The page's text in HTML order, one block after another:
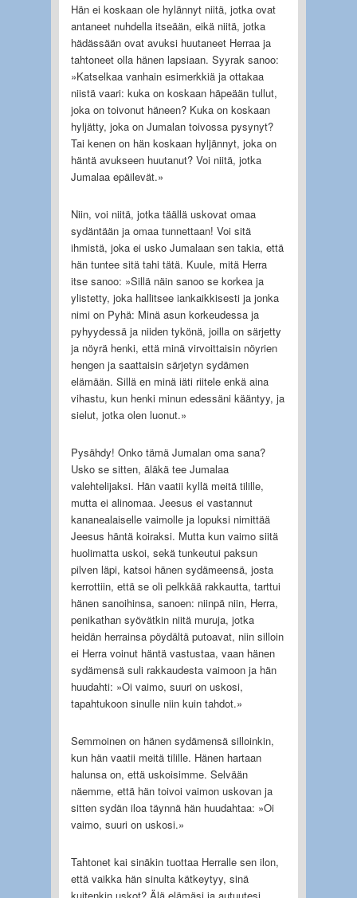
Hän ei koskaan ole hylännyt niitä, jotka ovat
antaneet nuhdella itseään, eikä niitä, jotka
hädässään ovat avuksi huutaneet Herraa ja
tahtoneet olla hänen lapsiaan. Syyrak sanoo:
»Katselkaa vanhain esimerkkiä ja ottakaa
niistä vaari: kuka on koskaan häpeään tullut,
joka on toivonut häneen? Kuka on koskaan
hyljätty, joka on Jumalan toivossa pysynyt?
Tai kenen on hän koskaan hyljännyt, joka on
häntä avukseen huutanut? Voi niitä, jotka
Jumalaa epäilevät.»
Niin, voi niitä, jotka täällä uskovat omaa
sydäntään ja omaa tunnettaan! Voi sitä
ihmistä, joka ei usko Jumalaan sen takia, että
hän tuntee sitä tahi tätä. Kuule, mitä Herra
itse sanoo: »Sillä näin sanoo se korkea ja
ylistetty, joka hallitsee iankaikkisesti ja jonka
nimi on Pyhä: Minä asun korkeudessa ja
pyhyydessä ja niiden tykönä, joilla on särjetty
ja nöyrä henki, että minä virvoittaisin nöyrien
hengen ja saattaisin särjetyn sydämen
elämään. Sillä en minä iäti riitele enkä aina
vihastu, kun henki minun edessäni kääntyy, ja
sielut, jotka olen luonut.»
Pysähdy! Onko tämä Jumalan oma sana?
Usko se sitten, äläkä tee Jumalaa
valehtelijaksi. Hän vaatii kyllä meitä tilille,
mutta ei alinomaa. Jeesus ei vastannut
kananealaiselle vaimolle ja lopuksi nimittää
Jeesus häntä koiraksi. Mutta kun vaimo siitä
huolimatta uskoi, sekä tunkeutui paksun
pilven läpi, katsoi hänen sydämeensä, josta
kerrottiin, että se oli pelkkää rakkautta, tarttui
hänen sanoihinsa, sanoen: niinpä niin, Herra,
penikathan syövätkin niitä muruja, jotka
heidän herrainsa pöydältä putoavat, niin silloin
ei Herra voinut häntä vastustaa, vaan hänen
sydämensä suli rakkaudesta vaimoon ja hän
huudahti: »Oi vaimo, suuri on uskosi,
tapahtukoon sinulle niin kuin tahdot.»
Semmoinen on hänen sydämensä silloinkin,
kun hän vaatii meitä tilille. Hänen hartaan
halunsa on, että uskoisimme. Selvään
näemme, että hän toivoi vaimon uskovan ja
sitten sydän iloa täynnä hän huudahtaa: »Oi
vaimo, suuri on uskosi.»
Tahtonet kai sinäkin tuottaa Herralle sen ilon,
että vaikka hän sinulta kätkeytyy, sinä